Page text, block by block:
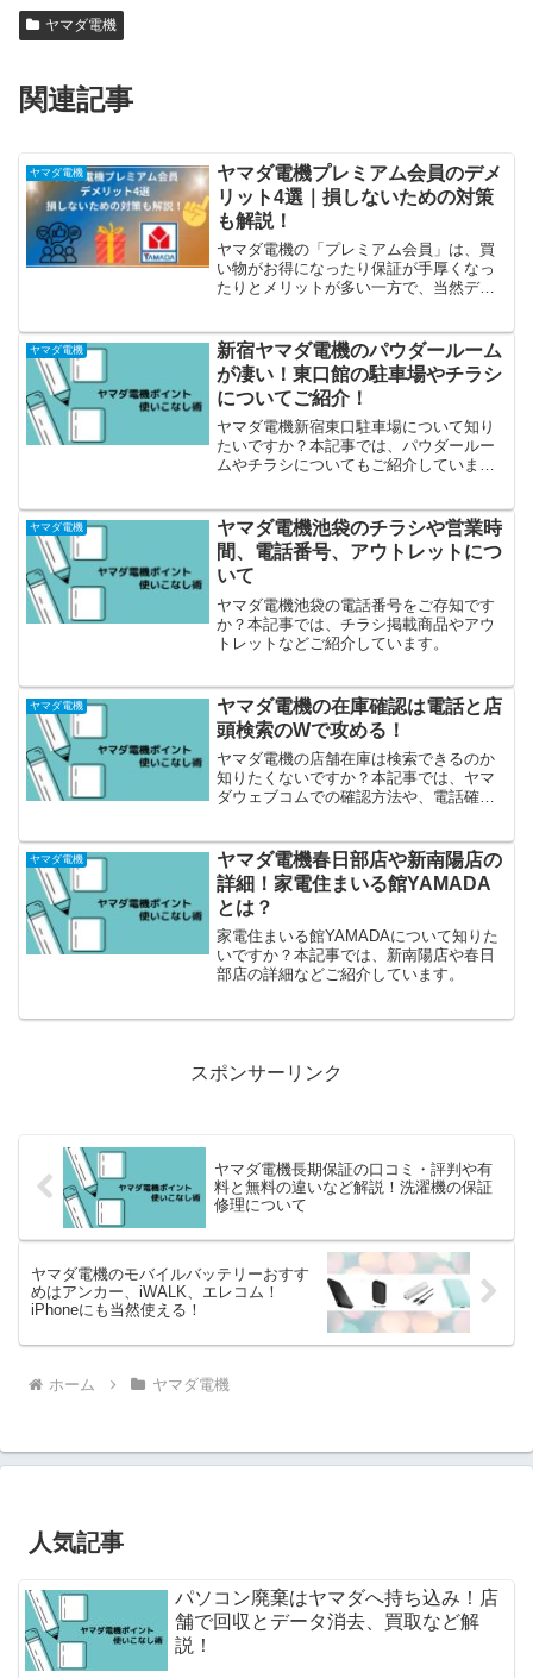
ヤマダ電機
関連記事
ヤマダ電機
ヤマダ電機プレミアム会員のデメ
リット4選｜損しないための対策
も解説！
ヤマダ電機の「プレミアム会員」は、買
い物がお得になったり保証が手厚くなっ
たりとメリットが多い一方で、当然デメ
不安に思って検索している方も多いはず
です。そこで本記事では、ヤマダ電機プ
レミアム会員のデメリットを4つ厳選して
解説。さらに、デメリットを理解したう
えで 損をせずに利用するためのコツ も紹
介します。これを読めば「自分は入会す
べきか？」をスッキリ判断できますよ。
ヤマダ電機
新宿ヤマダ電機のパウダールーム
が凄い！東口館の駐車場やチラシ
についてご紹介！
ヤマダ電機新宿東口駐車場について知り
たいですか？本記事では、パウダールー
ムやチラシについてもご紹介していま
ヤマダ電機
ヤマダ電機池袋のチラシや営業時
間、電話番号、アウトレットにつ
いて
ヤマダ電機池袋の電話番号をご存知です
か？本記事では、チラシ掲載商品やアウ
トレットなどご紹介しています。
ヤマダ電機
ヤマダ電機の在庫確認は電話と店
頭検索のWで攻める！
ヤマダ電機の店舗在庫は検索できるのか
知りたくないですか？本記事では、ヤマ
ダウェブコムでの確認方法や、電話確認
ヤマダ電機
ヤマダ電機春日部店や新南陽店の
詳細！家電住まいる館YAMADA
とは？
家電住まいる館YAMADAについて知りた
いですか？本記事では、新南陽店や春日
部店の詳細などご紹介しています。
スポンサーリンク
ヤマダ電機長期保証の口コミ・評判や有
料と無料の違いなど解説！洗濯機の保証
修理について
ヤマダ電機のモバイルバッテリーおすす
めはアンカー、iWALK、エレコム！
iPhoneにも当然使える！
ホーム ヤマダ電機
人気記事
パソコン廃棄はヤマダへ持ち込み！店
舗で回収とデータ消去、買取など解
説！